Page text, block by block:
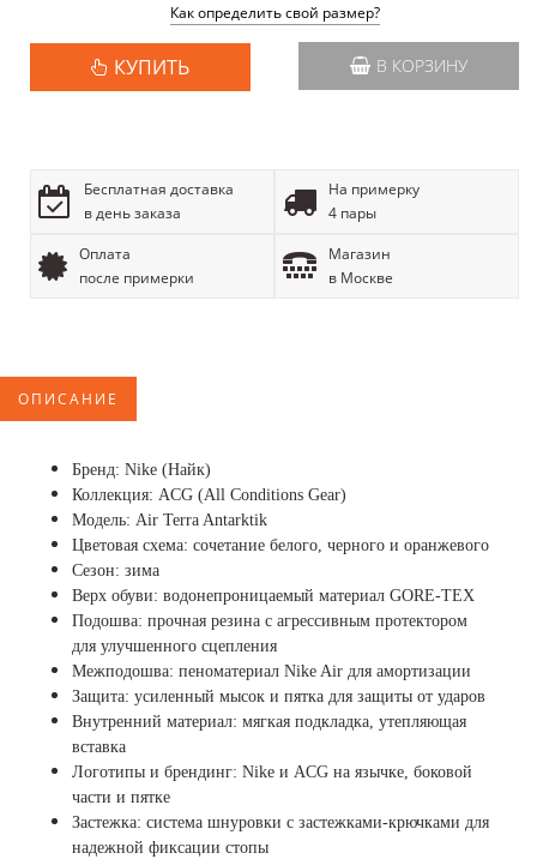
Как определить свой размер?
КУПИТЬ В КОРЗИНУ
Бесплатная доставка
в день заказа
На примерку
4 пары
Оплата
после примерки
Магазин
в Москве
ОПИСАНИЕ
Бренд: Nike (Найк)
Коллекция: ACG (All Conditions Gear)
Модель: Air Terra Antarktik
Цветовая схема: сочетание белого, черного и оранжевого
Сезон: зима
Верх обуви: водонепроницаемый материал GORE-TEX
Подошва: прочная резина с агрессивным протектором
для улучшенного сцепления
Межподошва: пеноматериал Nike Air для амортизации
Защита: усиленный мысок и пятка для защиты от ударов
Внутренний материал: мягкая подкладка, утепляющая
вставка
Логотипы и брендинг: Nike и ACG на язычке, боковой
части и пятке
Застежка: система шнуровки с застежками-крючками для
надежной фиксации стопы